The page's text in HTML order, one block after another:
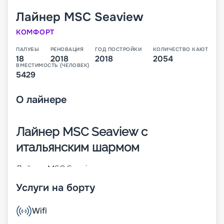
Лайнер MSC Seaview
КОМФОРТ
ПАЛУБЫ
18
РЕНОВАЦИЯ
2018
ГОД ПОСТРОЙКИ
2018
КОЛИЧЕСТВО КАЮТ
2054
ВМЕСТИМОСТЬ (ЧЕЛОВЕК)
5429
О лайнере
Лайнер MSC Seaview с
итальянским шармом
Лайнер MSC Seaview – это второе судно класса
крупнейшим итальянским судостроителем
по величине круизным кораблем в мире. На 18-
палубном лайнере находится 2 054 каюты разных
Услуги на борту
Wifi